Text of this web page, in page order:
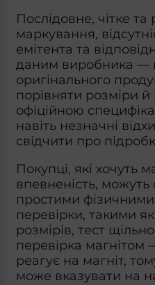
Послідовне, чітке та
маркування,
емітента та
даним виробника —
оригінального
порівняти розміри й
офіційною
навіть незначні
свідчити про
Покупці, які хочуть
впевненість, можуть
простими
перевірки, такими
розмірів, тест
перевірка магнітом
реагує на магніт,
може вказувати на